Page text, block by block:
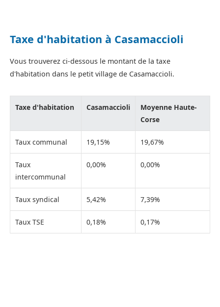
Taxe d'habitation à Casamaccioli
Vous trouverez ci-dessous le montant de la taxe
d'habitation dans le petit village de Casamaccioli.
Taxe d'habitation Casamaccioli
Moyenne Haute-
Corse
Taux communal 19,15% 19,67%
Taux
intercommunal
0,00% 0,00%
Taux syndical 5,42% 7,39%
Taux TSE 0,18% 0,17%